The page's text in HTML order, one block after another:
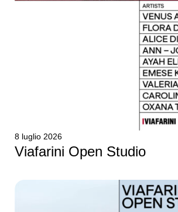
8 luglio 2026
Viafarini Open Studio